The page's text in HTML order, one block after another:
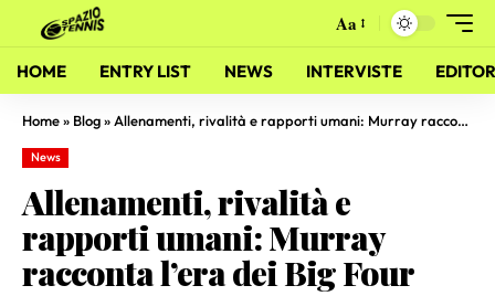
Aa
HOME ENTRY LIST NEWS INTERVISTE
Home» Blog» Allenamenti, rivalità e rapporti umani: Murray racconta l’era dei Big Four
News
Allenamenti, rivalità e
rapporti umani: Murray
racconta l’era dei Big Four